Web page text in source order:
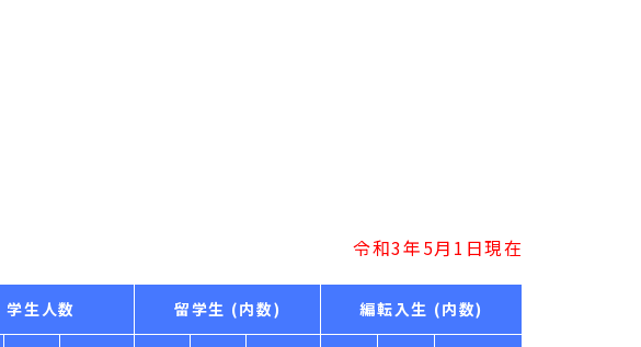
令和3年5月1日現在
学生人数 留学生 (内数) 編転入生 (内数)